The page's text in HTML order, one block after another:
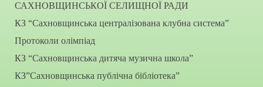
САХНОВЩИНСЬКОЇ СЕЛИЩНОЇ РАДИ
КЗ “Сахновщинська централізована клубна система”
Протоколи олімпіад
КЗ “Сахновщинська дитяча музична школа”
КЗ”Сахновщинська публічна бібліотека”